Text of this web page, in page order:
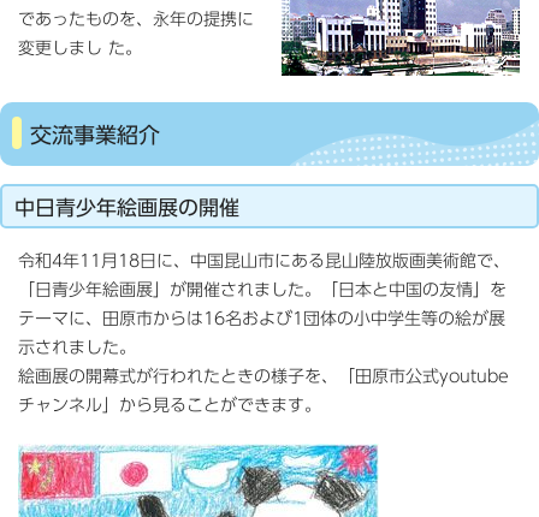
であったものを、永年の提携に
変更しまし た。
交流事業紹介
中日青少年絵画展の開催
令和4年11月18日に、中国昆山市にある昆山陸放版画美術館で、
「日青少年絵画展」が開催されました。「日本と中国の友情」を
テーマに、田原市からは16名および1団体の小中学生等の絵が展
示されました。
絵画展の開幕式が行われたときの様子を、「田原市公式youtube
チャンネル」から見ることができます。